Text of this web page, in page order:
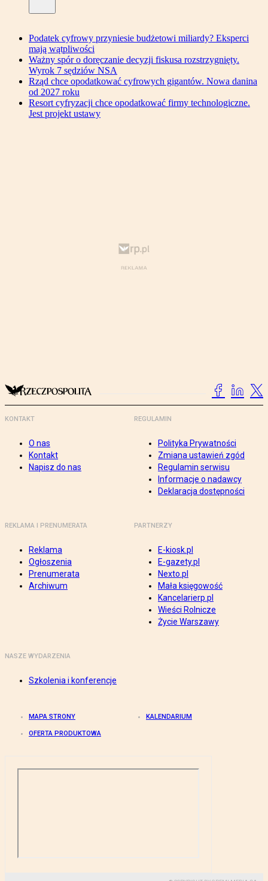
Podatek cyfrowy przyniesie budżetowi miliardy? Eksperci
mają wątpliwości
Ważny spór o doręczanie decyzji fiskusa rozstrzygnięty.
Wyrok 7 sędziów NSA
Rząd chce opodatkować cyfrowych gigantów. Nowa danina
od 2027 roku
Resort cyfryzacji chce opodatkować firmy technologiczne.
Jest projekt ustawy
KONTAKT
O nas
Kontakt
Napisz do nas
REGULAMIN
Polityka Prywatności
Zmiana ustawień zgód
Regulamin serwisu
Informacje o nadawcy
Deklaracja dostępności
REKLAMA I PRENUMERATA
Reklama
Ogłoszenia
Prenumerata
Archiwum
PARTNERZY
E-kiosk.pl
E-gazety.pl
Nexto.pl
Mała księgowość
Kancelarierp.pl
Wieści Rolnicze
Życie Warszawy
NASZE WYDARZENIA
Szkolenia i konferencje
MAPA STRONY KALENDARIUM
OFERTA PRODUKTOWA